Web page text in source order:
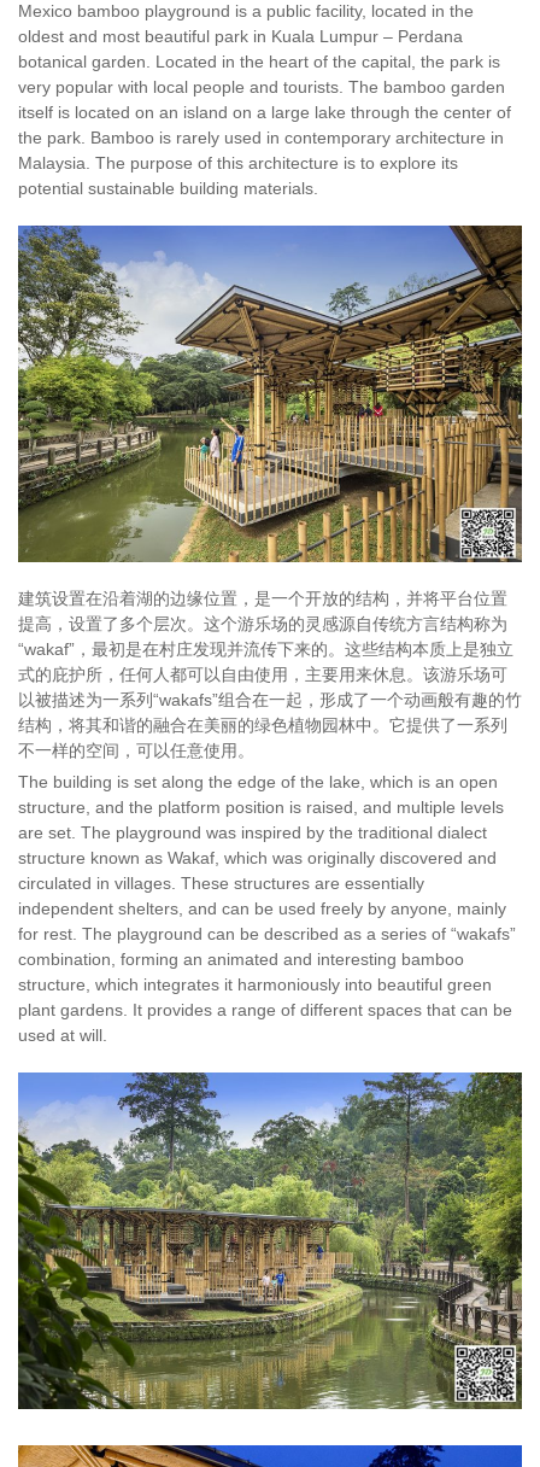
Mexico bamboo playground is a public facility, located in the
oldest and most beautiful park in Kuala Lumpur – Perdana
botanical garden. Located in the heart of the capital, the park is
very popular with local people and tourists. The bamboo garden
itself is located on an island on a large lake through the center of
the park. Bamboo is rarely used in contemporary architecture in
Malaysia. The purpose of this architecture is to explore its
potential sustainable building materials.
建筑设置在沿着湖的边缘位置，是一个开放的结构，并将平台位置
提高，设置了多个层次。这个游乐场的灵感源自传统方言结构称为
“wakaf”，最初是在村庄发现并流传下来的。这些结构本质上是独立
式的庇护所，任何人都可以自由使用，主要用来休息。该游乐场可
以被描述为一系列“wakafs”组合在一起，形成了一个动画般有趣的竹
结构，将其和谐的融合在美丽的绿色植物园林中。它提供了一系列
不一样的空间，可以任意使用。
The building is set along the edge of the lake, which is an open
structure, and the platform position is raised, and multiple levels
are set. The playground was inspired by the traditional dialect
structure known as Wakaf, which was originally discovered and
circulated in villages. These structures are essentially
independent shelters, and can be used freely by anyone, mainly
for rest. The playground can be described as a series of “wakafs”
combination, forming an animated and interesting bamboo
structure, which integrates it harmoniously into beautiful green
plant gardens. It provides a range of different spaces that can be
used at will.